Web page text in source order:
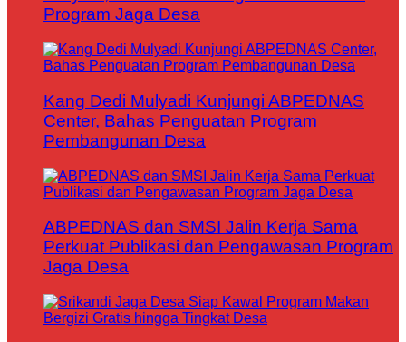
Program Jaga Desa
Kang Dedi Mulyadi Kunjungi ABPEDNAS
Center, Bahas Penguatan Program
Pembangunan Desa
ABPEDNAS dan SMSI Jalin Kerja Sama
Perkuat Publikasi dan Pengawasan Program
Jaga Desa